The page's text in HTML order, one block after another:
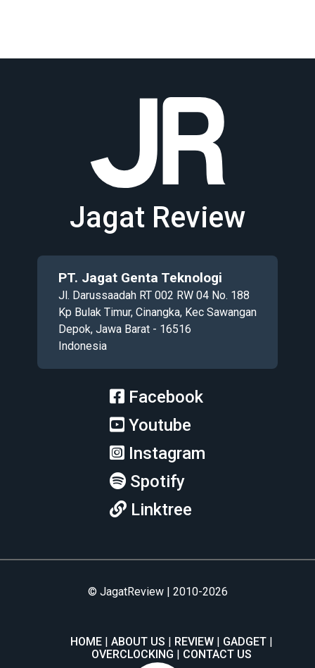
Jagat Review
PT. Jagat Genta Teknologi
Jl. Darussaadah RT 002 RW 04 No. 188
Kp Bulak Timur, Cinangka, Kec Sawangan
Depok, Jawa Barat - 16516
Indonesia
Facebook
Youtube
Instagram
Spotify
Linktree
© JagatReview | 2010-2026
HOME ABOUT US REVIEW
GADGET
OVERCLOCKING
CONTACT US